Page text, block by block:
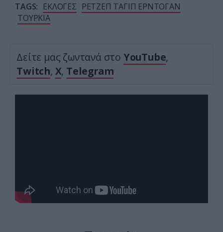
TAGS: ΕΚΛΟΓΕΣ ΡΕΤΖΕΠ ΤΑΓΙΠ ΕΡΝΤΟΓΑΝ
ΤΟΥΡΚΙΑ
Δείτε μας ζωντανά στο YouTube,
Twitch, X, Telegram